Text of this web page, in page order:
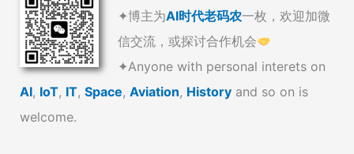
✦博主为AI时代老码农一枚，欢迎加微
信交流，或探讨合作机会
✦Anyone with personal interets on
AI, IoT, IT, Space, Aviation, History and so on is
welcome.